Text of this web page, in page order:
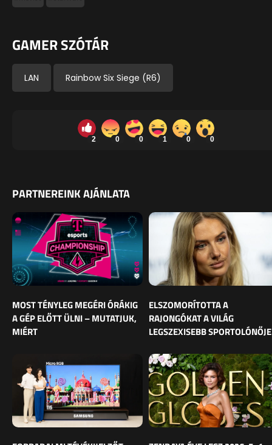
GAMER SZÓTÁR
LAN Rainbow Six Siege (R6)
2 0 0 1 0 0
PARTNEREINK AJÁNLATA
MOST TÉNYLEG MEGÉRI ÓRÁKIG
A GÉP ELŐTT ÜLNI – MUTATJUK,
MIÉRT
ELSZOMORÍTOTTA A
RAJONGÓKAT A VILÁG
LEGSZEXISEBB SPORTOLÓNŐJE